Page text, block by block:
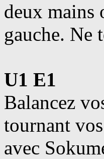
deux mains
gauche. Ne
U1 E1
Balancez
tournant
avec